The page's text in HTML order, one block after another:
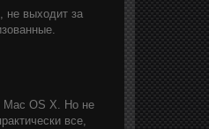
не выходит за
Mac OS X. Но не
все,